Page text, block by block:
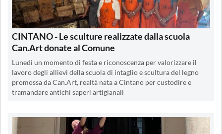
CINTANO - Le sculture realizzate dalla scuola
Can.Art donate al Comune
Lunedì un momento di festa e riconoscenza per valorizzare il
lavoro degli allievi della scuola di intaglio e scultura del legno
promossa da Can.Art, realtà nata a Cintano per custodire e
tramandare antichi saperi artigianali